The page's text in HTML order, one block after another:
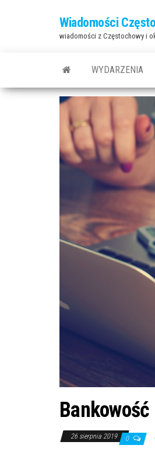
Wiadomości
wiadomości z Częstochowy i
WYDARZENIA
26 sierpnia 2019 0